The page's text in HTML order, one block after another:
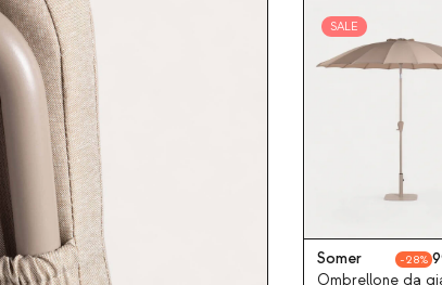
SALE
Somer 28
Ombrellone da